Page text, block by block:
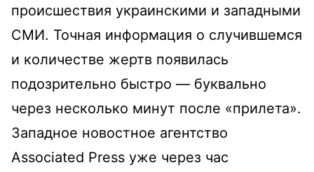
происшествия украинскими и западными
СМИ. Точная информация о случившемся
и количестве жертв появилась
подозрительно быстро — буквально
через несколько минут после «прилета».
Западное новостное агентство
Associated Press уже через час